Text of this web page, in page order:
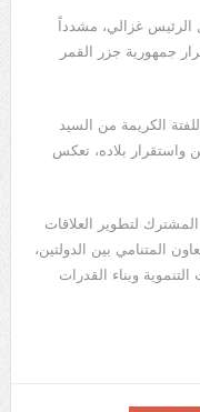
الرئيس غزالي، مشدداً
جمهورية جزر القمر
الكريمة من السيد
واستقرار بلاده، تعكس
لتطوير العلاقات
المتنامي بين الدولتين،
وبناء القدرات